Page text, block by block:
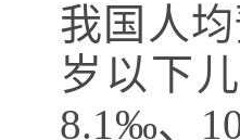
我国人
岁以下
8.1‰、